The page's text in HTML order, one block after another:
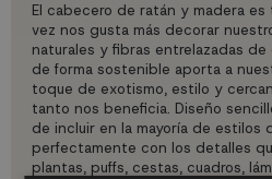
El cabecero de ratán y madera
vez nos gusta más decorar
naturales y fibras entrelazadas
de forma sostenible aporta a
toque de exotismo, estilo y
tanto nos beneficia. Diseño
de incluir en la mayoría de estilos
perfectamente con los detalles
plantas, puffs, cestas, cuadros,